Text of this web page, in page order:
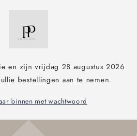
en zijn vrijdag 28 augustus 2026
bestellingen aan te nemen.
binnen met wachtwoord